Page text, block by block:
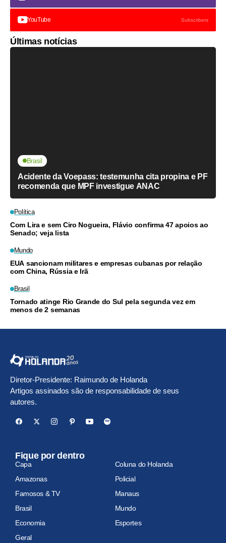
YouTube Subscribers
Últimas notícias
Brasil
Acidente da Voepass: testemunha cita propina e PF
recomenda que MPF investigue ANAC
Política
Com Lira e sem Ciro Nogueira, Flávio confirma 47 apoios ao
Senado; veja lista
Mundo
EUA sancionam militares e empresas cubanas por relação
com China, Rússia e Irã
Brasil
Tornado atinge Rio Grande do Sul pela segunda vez em
menos de 2 semanas
Diretor-Presidente: Raimundo de Holanda
Artigos assinados são de responsabilidade de seus
autores.
Fique por dentro
Capa
Coluna do Holanda
Amazonas
Policial
Famosos & TV
Manaus
Brasil
Mundo
Economia
Esportes
Geral